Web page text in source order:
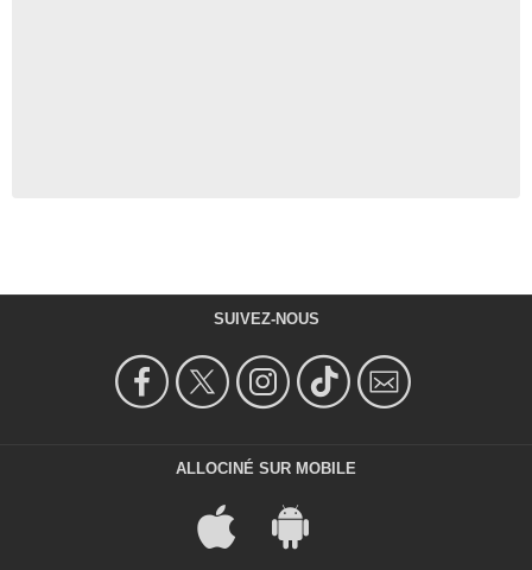
SUIVEZ-NOUS
ALLOCINÉ SUR MOBILE